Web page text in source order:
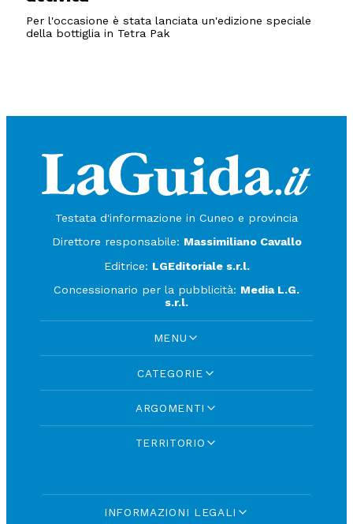
Per l'occasione è stata lanciata un'edizione speciale
della bottiglia in Tetra Pak
Testata d'informazione in Cuneo e provincia
Direttore responsabile: Massimiliano Cavallo
Editrice: LGEditoriale s.r.l.
Concessionario per la pubblicità: Media L.G.
s.r.l.
MENU
CATEGORIE
ARGOMENTI
TERRITORIO
INFORMAZIONI LEGALI